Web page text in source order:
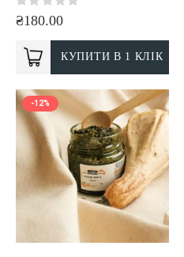
0out of 5
₴180.00
КУПИТИ В 1 КЛІК
-12%